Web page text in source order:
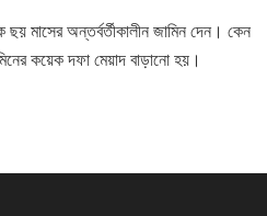
মাসের অন্তর্বর্তীকালীন জামিন দেন। কেন
কয়েক দফা মেয়াদ বাড়ানো হয়।